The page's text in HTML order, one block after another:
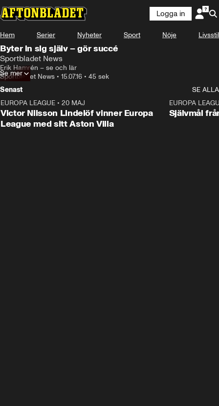
Logga in
Hem Serier Nyheter Sport Nöje Livsstil
Byter in sig själv – gör succé
Sportbladet News
Erik Hamrén – se och lär
Sportbladet News • 15.07.16 • 45 sek
Se mer
Senast
SE ALLA
EUROPA LEAGUE • 20 MAJ
Victor Nilsson Lindelöf vinner Europa
League med sitt Aston Villa
EUROPA
Självmål